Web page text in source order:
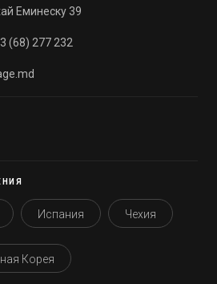
Еминеску 39
(68) 277 232
Испания Чехия
Корея